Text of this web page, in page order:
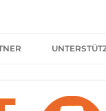
SPENDEN